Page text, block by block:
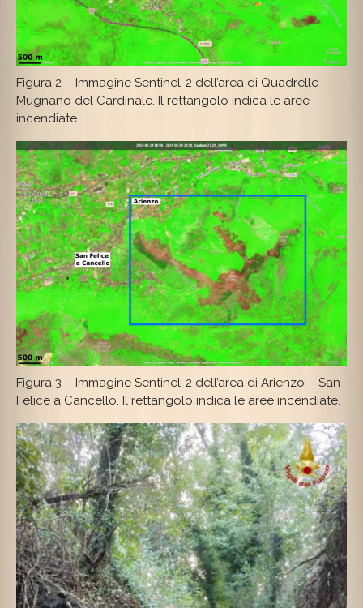
Figura 2 – Immagine Sentinel-2 dell’area di Quadrelle –
Mugnano del Cardinale. Il rettangolo indica le aree
incendiate.
Figura 3 – Immagine Sentinel-2 dell’area di Arienzo – San
Felice a Cancello. Il rettangolo indica le aree incendiate.